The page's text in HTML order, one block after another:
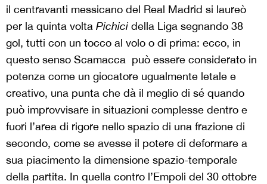
il centravanti messicano del Real Madrid si laureò
per la quinta volta Pichici della Liga segnando 38
gol, tutti con un tocco al volo o di prima: ecco, in
questo senso Scamacca può essere considerato in
potenza come un giocatore ugualmente letale e
creativo, una punta che dà il meglio di sé quando
può improvvisare in situazioni complesse dentro e
fuori l’area di rigore nello spazio di una frazione di
secondo, come se avesse il potere di deformare a
sua piacimento la dimensione spazio-temporale
della partita. In quella contro l’Empoli del 30 ottobre